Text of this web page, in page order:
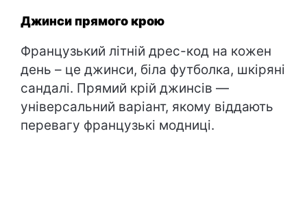
Джинси прямого крою
Французький літній дрес-код на кожен
день – це джинси, біла футболка, шкіряні
сандалі. Прямий крій джинсів —
універсальний варіант, якому віддають
перевагу французькі модниці.